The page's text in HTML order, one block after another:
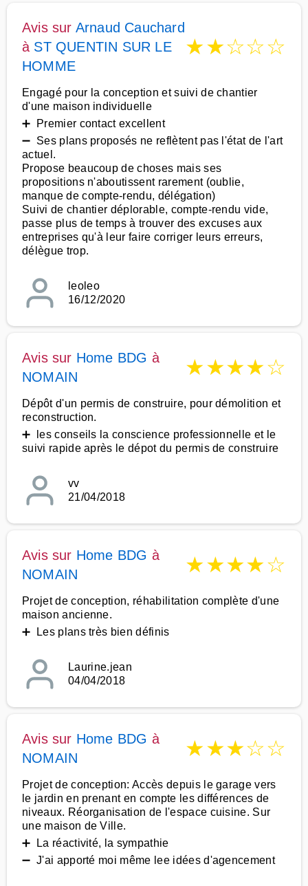
Avis sur Arnaud Cauchard
à ST QUENTIN SUR LE
HOMME
★★☆☆☆
Engagé pour la conception et suivi de chantier
d'une maison individuelle
➕ Premier contact excellent
➖ Ses plans proposés ne reflètent pas l'état de l'art
actuel.
Propose beaucoup de choses mais ses
propositions n'aboutissent rarement (oublie,
manque de compte-rendu, délégation)
Suivi de chantier déplorable, compte-rendu vide,
passe plus de temps à trouver des excuses aux
entreprises qu'à leur faire corriger leurs erreurs,
délègue trop.
leoleo
16/12/2020
Avis sur Home BDG à
NOMAIN
★★★★☆
Dépôt d'un permis de construire, pour démolition et
reconstruction.
➕ les conseils la conscience professionnelle et le
suivi rapide après le dépot du permis de construire
vv
21/04/2018
Avis sur Home BDG à
NOMAIN
★★★★☆
Projet de conception, réhabilitation complète d'une
maison ancienne.
➕ Les plans très bien définis
Laurine.jean
04/04/2018
Avis sur Home BDG à
NOMAIN
★★★☆☆
Projet de conception: Accès depuis le garage vers
le jardin en prenant en compte les différences de
niveaux. Réorganisation de l'espace cuisine. Sur
une maison de Ville.
➕ La réactivité, la sympathie
➖ J'ai apporté moi même lee idées d'agencement